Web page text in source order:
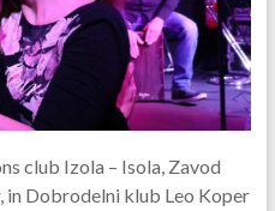
club Izola – Isola, Zavod
in Dobrodelni klub Leo Koper